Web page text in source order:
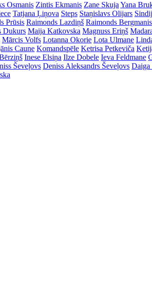
Osmanis Zintis Ekmanis Zane Skuja Yana
Tatjana Ļiņova Steps Staņislavs Olijars
Prūsis Raimonds Lazdiņš Raimonds Bergmanis
Dukurs Maija Katkovska Magnuss Eriņš
Mārcis Volfs Lotanna Okorie Lota Ulmane
Caune Komandspēle Ketrisa Petkeviča
Inese Elsiņa Ilze Dobele Ieva Feldmane
Ševeļovs Deniss Aleksandrs Ševeļovs Daiga